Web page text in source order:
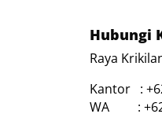
Hubungi
Raya
Kantor :
WA :